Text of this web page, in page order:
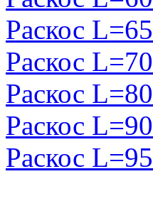
Раскос
Раскос
Раскос
Раскос
Раскос